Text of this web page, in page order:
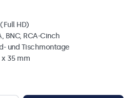
HD)
BNC, RCA-Cinch
und Tischmontage
35 mm